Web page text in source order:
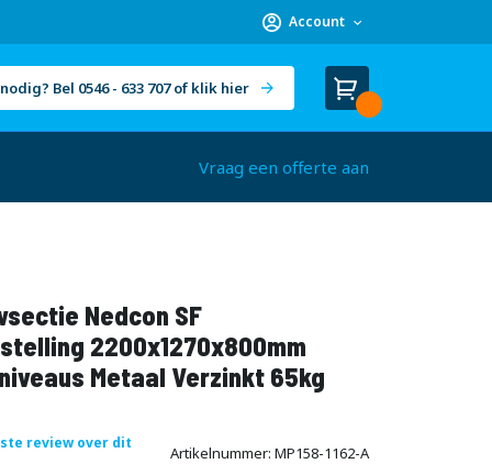
Account
Bel 0546 - 633 707 of klik hier
Winkelwagen
Cart
Vraag een offerte aan
Nedcon SF
2200x1270x800mm
Metaal Verzinkt 65kg
review over dit
Artikelnummer MP158-1162-A